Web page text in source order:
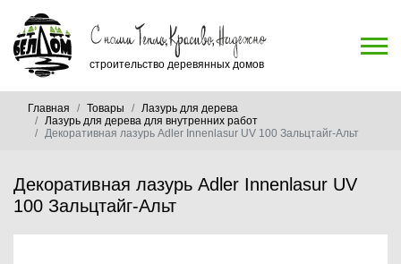
строительство деревянных домов
Главная Товары
Лазурь для дерева
Лазурь для дерева для внутренних работ
Декоративная лазурь Adler Innenlasur UV 100 Зальцтайг-Альт
Декоративная лазурь Adler Innenlasur UV
100 Зальцтайг-Альт